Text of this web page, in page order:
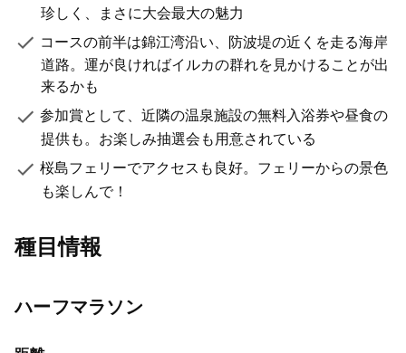
珍しく、まさに大会最大の魅力
コースの前半は錦江湾沿い、防波堤の近くを走る海岸
道路。運が良ければイルカの群れを見かけることが出
来るかも
参加賞として、近隣の温泉施設の無料入浴券や昼食の
提供も。お楽しみ抽選会も用意されている
桜島フェリーでアクセスも良好。フェリーからの景色
も楽しんで！
種目情報
ハーフマラソン